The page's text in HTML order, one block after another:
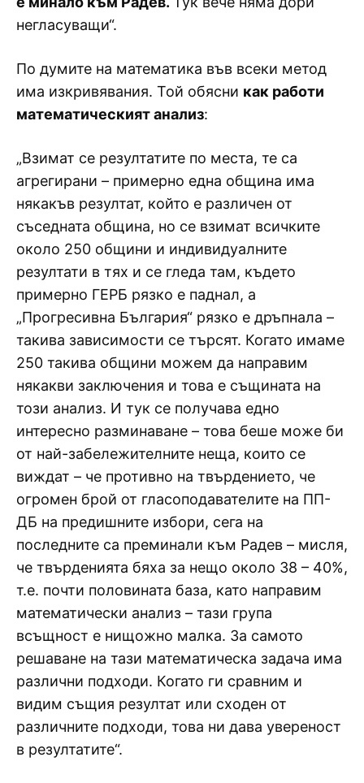
негласуващи“.
По думите на математика във всеки метод
има изкривявания. Той обясни как работи
математическият анализ:
„Взимат се резултатите по места, те са
агрегирани – примерно една община има
някакъв резултат, който е различен от
съседната община, но се взимат всичките
около 250 общини и индивидуалните
резултати в тях и се гледа там, където
примерно ГЕРБ рязко е паднал, а
„Прогресивна България“ рязко е дръпнала –
такива зависимости се търсят. Когато имаме
250 такива общини можем да направим
някакви заключения и това е същината на
този анализ. И тук се получава едно
интересно разминаване – това беше може би
от най-забележителните неща, които се
виждат – че противно на твърдението, че
огромен брой от гласоподавателите на ПП-
ДБ на предишните избори, сега на
последните са преминали към Радев – мисля,
че твърденията бяха за нещо около 38 – 40%,
т.е. почти половината база, като направим
математически анализ – тази група
всъщност е нищожно малка. За самото
решаване на тази математическа задача има
различни подходи. Когато ги сравним и
видим същия резултат или сходен от
различните подходи, това ни дава увереност
в резултатите“.